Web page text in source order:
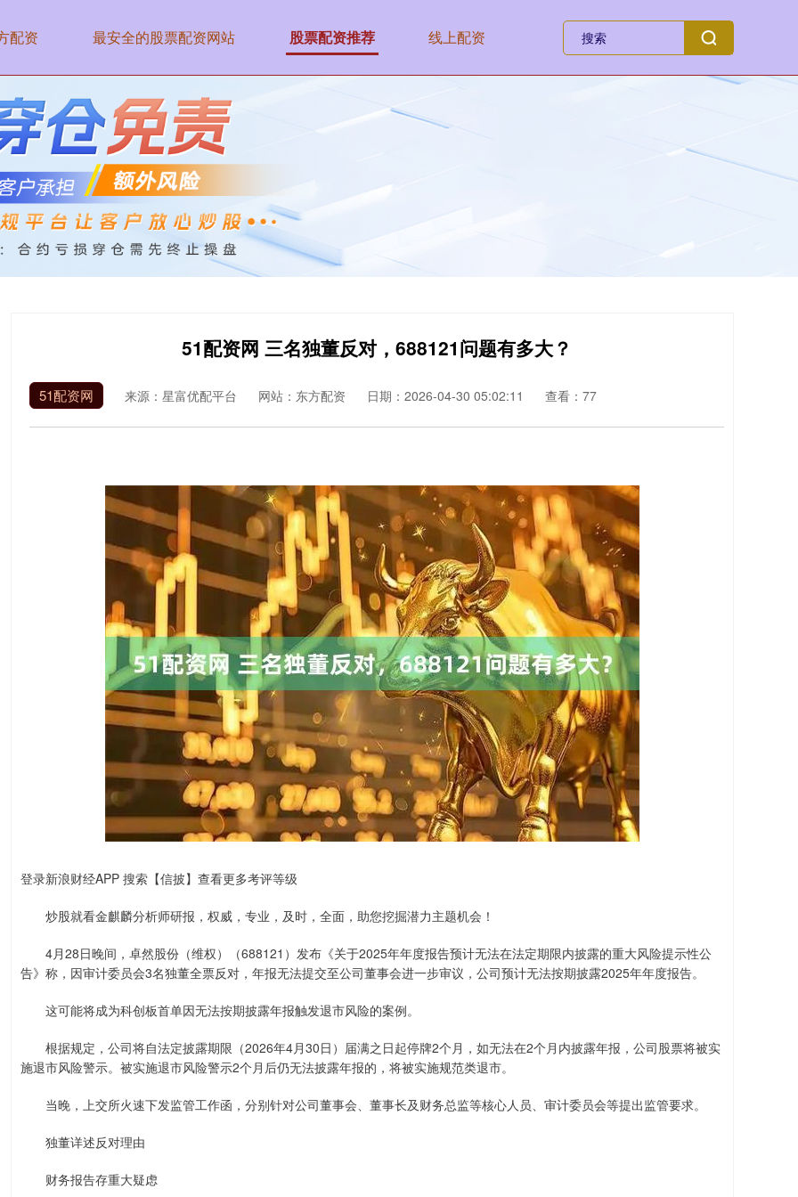
配资 最安全的股票配资网站 股票配资推荐 线上配资
51配资网 三名独董反对，688121问题有多大？
51配资网 来源：星富优配平台 网站：东方配资 日期：2026-04-30 05:02:11 查看：77
登录新浪财经APP 搜索【信披】查看更多考评等级
炒股就看金麒麟分析师研报，权威，专业，及时，全面，助您挖掘潜力主题机会！
4月28日晚间，卓然股份（维权）（688121）发布《关于2025年年度报告预计无法在法定期限内披露的重大风险提示性公
告》称，因审计委员会3名独董全票反对，年报无法提交至公司董事会进一步审议，公司预计无法按期披露2025年年度报告。
这可能将成为科创板首单因无法按期披露年报触发退市风险的案例。
根据规定，公司将自法定披露期限（2026年4月30日）届满之日起停牌2个月，如无法在2个月内披露年报，公司股票将被实
施退市风险警示。被实施退市风险警示2个月后仍无法披露年报的，将被实施规范类退市。
当晚，上交所火速下发监管工作函，分别针对公司董事会、董事长及财务总监等核心人员、审计委员会等提出监管要求。
独董详述反对理由
财务报告存重大疑虑